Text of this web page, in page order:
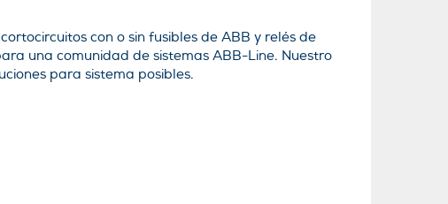
con o sin fusibles de ABB y relés de
una comunidad de sistemas ABB-Line. Nuestro
para sistema posibles.